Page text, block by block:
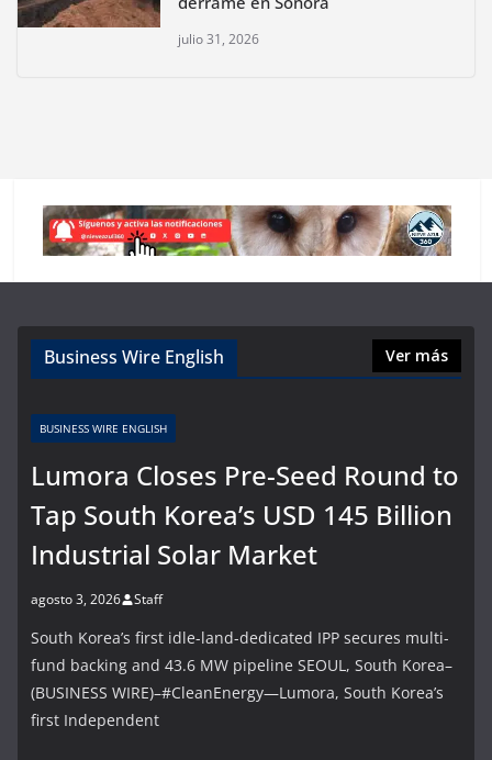
julio 31, 2026
Business Wire English Ver más
BUSINESS WIRE ENGLISH
Lumora Closes Pre-Seed Round to
Tap South Korea’s USD 145 Billion
Industrial Solar Market
agosto 3, 2026 Staff
South Korea’s first idle-land-dedicated IPP secures multi-
fund backing and 43.6 MW pipeline SEOUL, South Korea–
(BUSINESS WIRE)–#CleanEnergy—Lumora, South Korea’s
first Independent